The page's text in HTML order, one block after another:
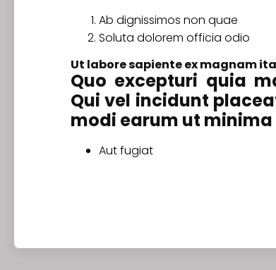
Ab dignissimos non quae
Soluta dolorem officia odio
Ut labore sapiente ex magnam
Quo excepturi quia
Qui vel incidunt
modi earum ut
Aut fugiat